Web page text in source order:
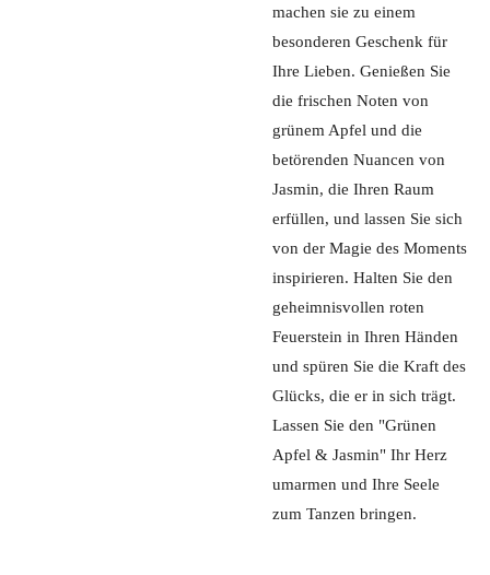
machen sie zu einem
besonderen Geschenk für
Ihre Lieben. Genießen Sie
die frischen Noten von
grünem Apfel und die
betörenden Nuancen von
Jasmin, die Ihren Raum
erfüllen, und lassen Sie sich
von der Magie des Moments
inspirieren. Halten Sie den
geheimnisvollen roten
Feuerstein in Ihren Händen
und spüren Sie die Kraft des
Glücks, die er in sich trägt.
Lassen Sie den "Grünen
Apfel & Jasmin" Ihr Herz
umarmen und Ihre Seele
zum Tanzen bringen.